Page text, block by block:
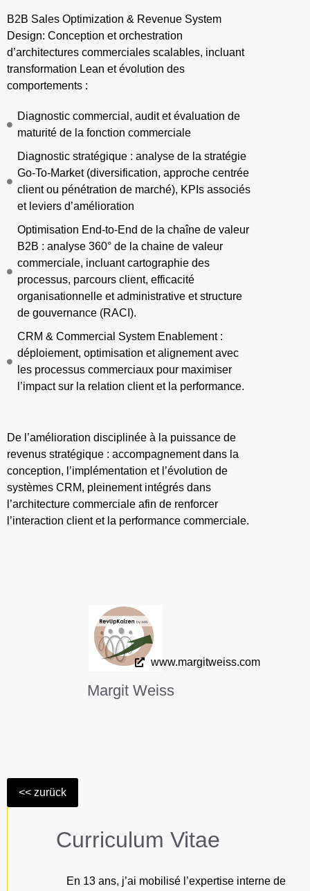
B2B Sales Optimization & Revenue System
Design: Conception et orchestration
d’architectures commerciales scalables, incluant
transformation Lean et évolution des
comportements :
Diagnostic commercial, audit et évaluation de
maturité de la fonction commerciale
Diagnostic stratégique : analyse de la stratégie
Go-To-Market (diversification, approche centrée
client ou pénétration de marché), KPIs associés
et leviers d’amélioration
Optimisation End-to-End de la chaîne de valeur
B2B : analyse 360° de la chaine de valeur
commerciale, incluant cartographie des
processus, parcours client, efficacité
organisationnelle et administrative et structure
de gouvernance (RACI).
CRM & Commercial System Enablement :
déploiement, optimisation et alignement avec
les processus commerciaux pour maximiser
l’impact sur la relation client et la performance.
De l’amélioration disciplinée à la puissance de
revenus stratégique : accompagnement dans la
conception, l’implémentation et l’évolution de
systèmes CRM, pleinement intégrés dans
l’architecture commerciale afin de renforcer
l’interaction client et la performance commerciale.
Margit Weiss
www.margitweiss.com
Curriculum Vitae
En 13 ans, j’ai mobilisé l’expertise interne de